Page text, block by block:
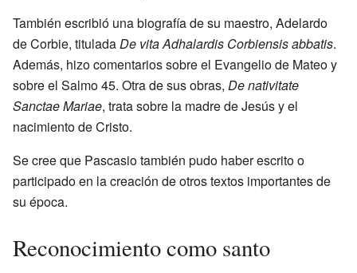
También escribió una biografía de su maestro, Adelardo
de Corbie, tituladaDe vita Adhalardis Corbiensis abbatis.
Además, hizo comentarios sobre el Evangelio de Mateo y
sobre el Salmo 45. Otra de sus obras, De nativitate
Sanctae Mariae, trata sobre la madre de Jesús y el
nacimiento de Cristo.
Se cree que Pascasio también pudo haber escrito o
participado en la creación de otros textos importantes de
su época.
Reconocimiento como santo